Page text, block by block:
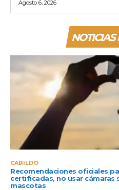
Agosto 6, 2026
NOTICIAS
CABILDO
Recomendaciones oficiales
certificadas, no usar
mascotas